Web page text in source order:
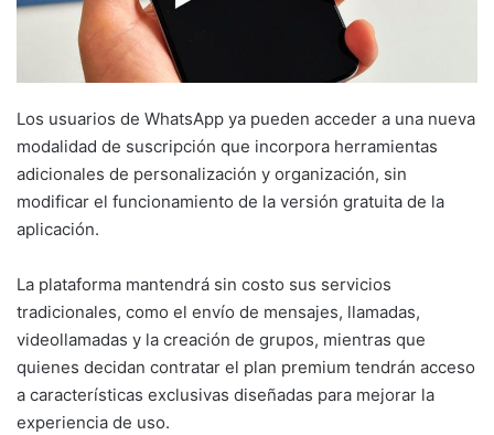
Los usuarios de WhatsApp ya pueden acceder a una nueva
modalidad de suscripción que incorpora herramientas
adicionales de personalización y organización, sin
modificar el funcionamiento de la versión gratuita de la
aplicación.
La plataforma mantendrá sin costo sus servicios
tradicionales, como el envío de mensajes, llamadas,
videollamadas y la creación de grupos, mientras que
quienes decidan contratar el plan premium tendrán acceso
a características exclusivas diseñadas para mejorar la
experiencia de uso.